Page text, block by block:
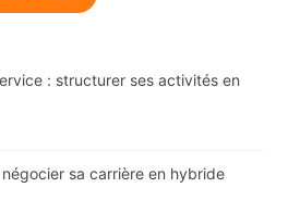
: structurer ses activités en
sa carrière en hybride